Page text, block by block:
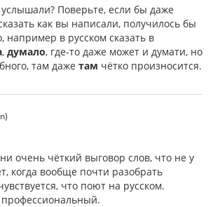
Поверьте, если бы даже
как вы написали, получилось бы
например в русском сказать в
, думало, где-то даже может и думати, но
там даже там чётко произносится.
очень чёткий выговор слов, что не у
когда вообще почти разобрать
что поют на русском.